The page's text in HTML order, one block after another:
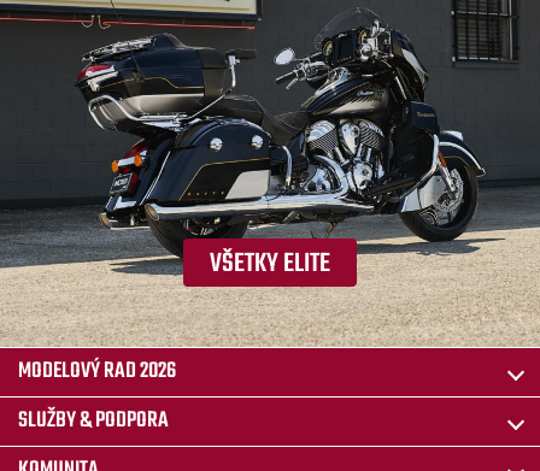
VŠETKY ELITE
MODELOVÝ RAD 2026
SLUŽBY & PODPORA